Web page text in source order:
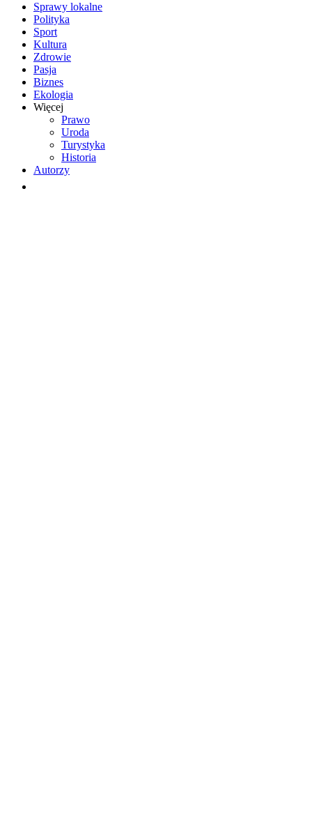
Sprawy lokalne
Polityka
Sport
Kultura
Zdrowie
Pasja
Biznes
Ekologia
Więcej
Prawo
Uroda
Turystyka
Historia
Autorzy